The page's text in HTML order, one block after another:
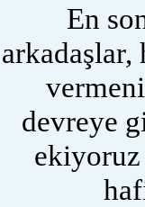
En
devreye
ekiyoruz